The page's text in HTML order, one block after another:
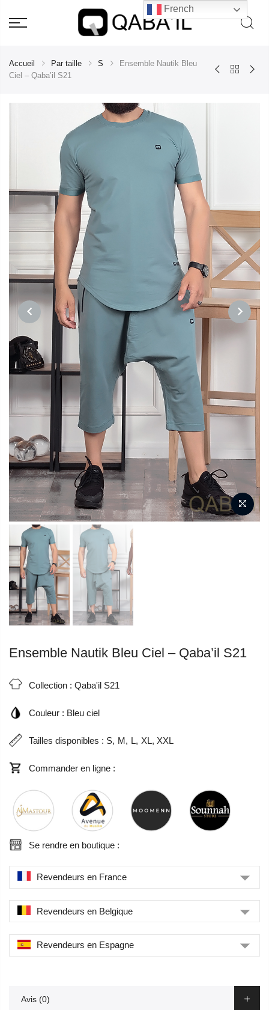
Accueil Par taille S
Ensemble Nautik Bleu
Ciel – Qaba’il S21
PREVIOUS NEXT
Ensemble Nautik Bleu Ciel – Qaba’il S21
Collection : Qaba'il S21
Couleur : Bleu ciel
Tailles disponibles : S M L XL XXL
Commander en ligne :
Se rendre en boutique :
Revendeurs en France
Revendeurs en Belgique
Revendeurs en Espagne
Avis (0)
French